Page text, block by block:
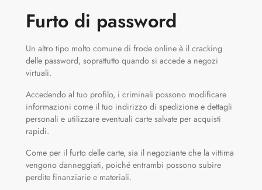
Furto di password
Un altro tipo molto comune di frode online è il cracking
delle password, soprattutto quando si accede a negozi
virtuali.
Accedendo al tuo profilo, i criminali possono modificare
informazioni come il tuo indirizzo di spedizione e dettagli
personali e utilizzare eventuali carte salvate per acquisti
rapidi.
Come per il furto delle carte, sia il negoziante che la vittima
vengono danneggiati, poiché entrambi possono subire
perdite finanziarie e materiali.